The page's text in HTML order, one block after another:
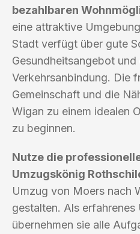
bezahlbaren
eine attraktive
Stadt verfügt über gute
Gesundheitsangebot
Verkehrsanbindung. Die
Gemeinschaft und die
Wigan zu einem idealen
zu beginnen.
Nutze die
Umzugskönig
Umzug von Moers nach
gestalten. Als erfahrenes
übernehmen sie alle